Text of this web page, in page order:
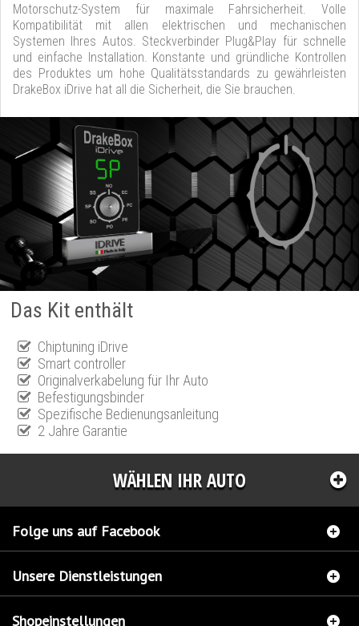
Motorschutz-System für maximale Fahrsicherheit. Volle
Kompatibilität mit allen elektrischen und mechanischen
Systemen Ihres Autos. Steckverbinder Plug&Play für schnelle
und einfache Installation. Konstante und gründliche Kontrollen
des Produktes um hohe Qualitätsstandards zu gewährleisten
DrakeBox iDrive hat all die Sicherheit, die Sie brauchen.
Das Kit enthält
Chiptuning iDrive
Smart controller
Originalverkabelung für Ihr Auto
Befestigungsbinder
Spezifische Bedienungsanleitung
2 Jahre Garantie
WÄHLEN IHR AUTO
Folge uns auf Facebook
Unsere Dienstleistungen
Shopeinstellungen